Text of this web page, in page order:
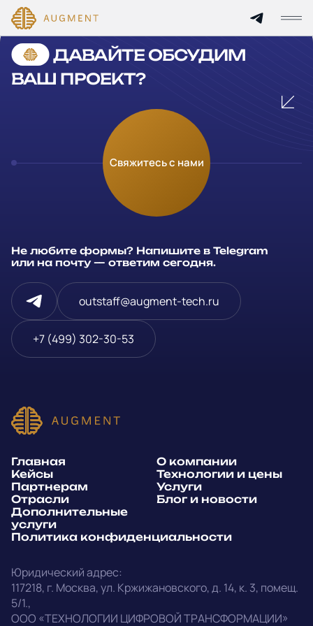
Написать в Telegram
outstaff@augment-tech.ru
Главная
Технологии и цены
Услуги
Отрасли
Блог и новости
Политика
конфиденциальности
Cannot find 'services' template with page 'detail'
ДАВАЙТЕ ОБСУДИМ
ВАШ ПРОЕКТ?
Свяжитесь с нами
Не любите формы? Напишите в Telegram
или на почту — ответим сегодня.
outstaff@augment-tech.ru
+7 (499) 302-30-53
Юридический адрес:
117218, г. Москва,ул. Кржижановского, д. 14, к. 3, помещ.
5/1.,
ООО «ТЕХНОЛОГИИ ЦИФРОВОЙ ТРАНСФОРМАЦИИ»
Главная
О компании
Кейсы
Технологии и цены
Партнерам
Услуги
Отрасли
Блог и новости
Дополнительные
услуги
Политика конфиденциальности
Оставьте заявку
Заполните и отправьте данные и мы свяжемся с вами в
течение рабочего дня
Компания
Телефон*
E-mail
Telegram
WhatsApp
E-mail
Позвонить
Напишите, какие специалисты, в каком количестве и как
срочно нужны на ваш проект
Прикрепить файл